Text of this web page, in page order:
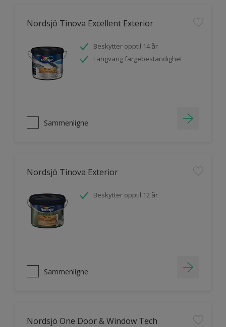
Nordsjö Tinova Excellent Exterior
Beskytter opptil 14 år
Langvarig fargebestandighet
Sammenligne
Nordsjö Tinova Exterior
Beskytter opptil 12 år
Sammenligne
Nordsjö One Door & Window Tech